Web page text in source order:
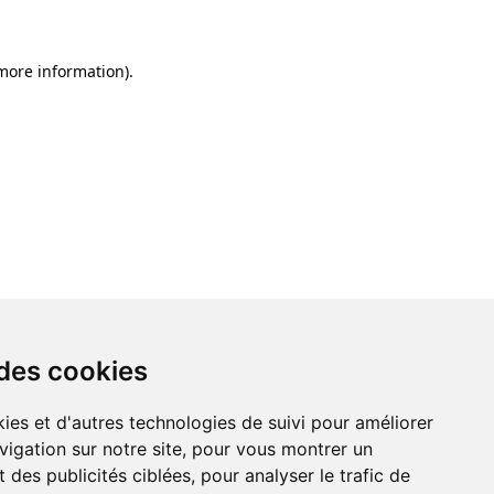
cookies
et d'autres technologies de suivi pour améliorer
sur notre site, pour vous montrer un
des publicités ciblées, pour analyser le trafic de
information).